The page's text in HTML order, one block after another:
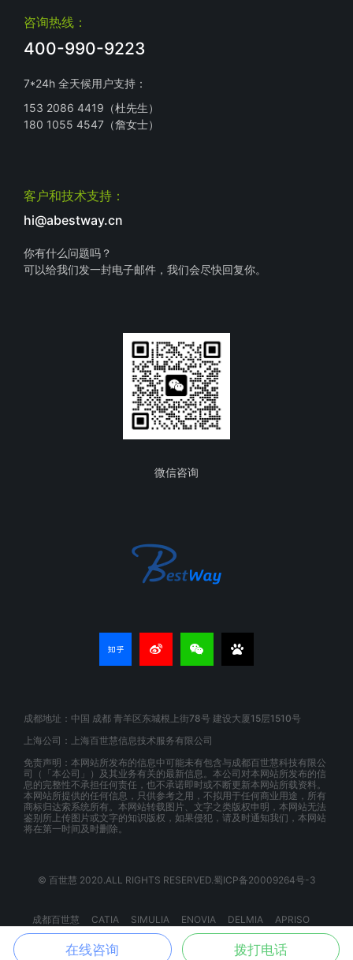
咨询热线：
400-990-9223
7*24h 全天候用户支持：
153 2086 4419（杜先生）
180 1055 4547（詹女士）
客户和技术支持：
hi@abestway.cn
你有什么问题吗？
可以给我们发一封电子邮件，我们会尽快回复你。
微信咨询
成都地址：中国 成都 青羊区东城根上街78号 建设大厦15层1510号
上海公司：上海百世慧信息技术服务有限公司
免责声明：本网站所发布的信息中可能未有包含与成都百世慧科技有限公
司（「本公司」）及其业务有关的最新信息。本公司对本网站所发布的信
息的完整性不承担任何责任，也不承诺即时或不断更新本网站所载资料。
本网站所提供的任何信息，只供参考之用，不拟用于任何商业用途，所有
商标归达索系统所有。本网站转载图片、文字之类版权申明，本网站无法
鉴别所上传图片或文字的知识版权，如果侵犯，请及时通知我们，本网站
将在第一时间及时删除。
© 百世慧 2020.ALL RIGHTS RESERVED.蜀ICP备20009264号-3
成都百世慧 CATIA SIMULIA ENOVIA DELMIA
APRISO
GEOVIA
BIOVIA EXALEAD 3DEXPERIENCE
在线咨询 拨打电话